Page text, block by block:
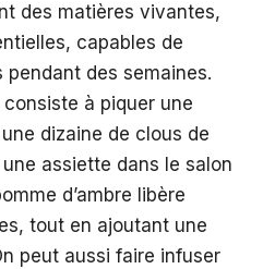
des matières vivantes,
capables de
pendant des semaines.
à piquer une
dizaine de clous de
assiette dans le salon
d’ambre libère
tout en ajoutant une
peut aussi faire infuser